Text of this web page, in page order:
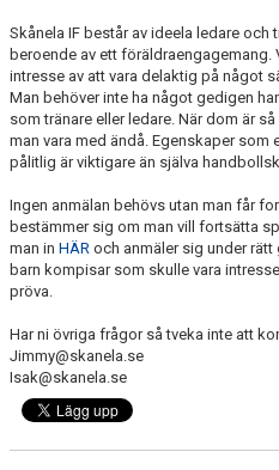
Skånela IF består av ideela ledare och
beroende av ett
intresse av att vara delaktig på något
Man behöver inte ha något gedigen
som tränare eller ledare. När dom är
man vara med ändå. Egenskaper
pålitlig är viktigare än själva
Ingen anmälan behövs utan man får
bestämmer sig om man vill fortsätta
man in HÄR och anmäler sig under rätt
barn kompisar som skulle vara
pröva.
Har ni övriga frågor så tveka inte att
Jimmy@skanela.se
Isak@skanela.se